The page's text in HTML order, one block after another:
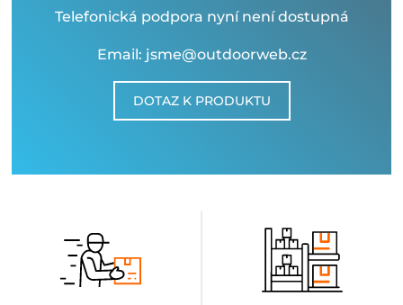
Telefonická podpora nyní není dostupná
Email: jsme@outdoorweb.cz
DOTAZ K PRODUKTU